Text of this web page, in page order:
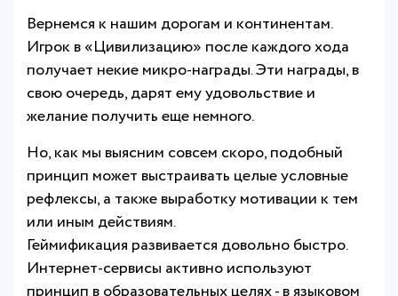
Вернемся к нашим дорогам и континентам.
Игрок в «Цивилизацию» после каждого хода
получает некие микро-награды. Эти награды, в
свою очередь, дарят ему удовольствие и
желание получить еще немного.
Но, как мы выясним совсем скоро, подобный
принцип может выстраивать целые условные
рефлексы, а также выработку мотивации к тем
или иным действиям.
Геймификация развивается довольно быстро.
Интернет-сервисы активно используют
принцип в образовательных целях - в языковом